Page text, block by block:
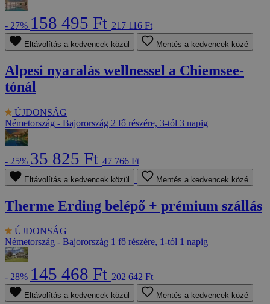
- 27% 158 495 Ft 217 116 Ft
Eltávolítás a kedvencek közül Mentés a kedvencek közé
Alpesi nyaralás wellnessel a Chiemsee-
tónál
ÚJDONSÁG
Németország - Bajorország 2 fő részére, 3-tól 3 napig
- 25% 35 825 Ft 47 766 Ft
Eltávolítás a kedvencek közül Mentés a kedvencek közé
Therme Erding belépő + prémium szállás
ÚJDONSÁG
Németország - Bajorország 1 fő részére, 1-tól 1 napig
- 28% 145 468 Ft 202 642 Ft
Eltávolítás a kedvencek közül Mentés a kedvencek közé